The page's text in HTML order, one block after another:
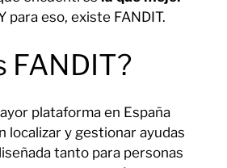
para eso, existe FANDIT.
FANDIT?
plataforma en España
localizar y gestionar ayudas
tanto para personas